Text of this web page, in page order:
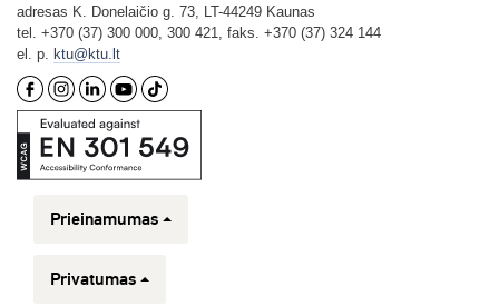
adresas K. Donelaičio g. 73, LT-44249 Kaunas
tel. +370 (37) 300 000, 300 421, faks. +370 (37) 324 144
el. p. ktu@ktu.lt
Prieinamumas
Privatumas